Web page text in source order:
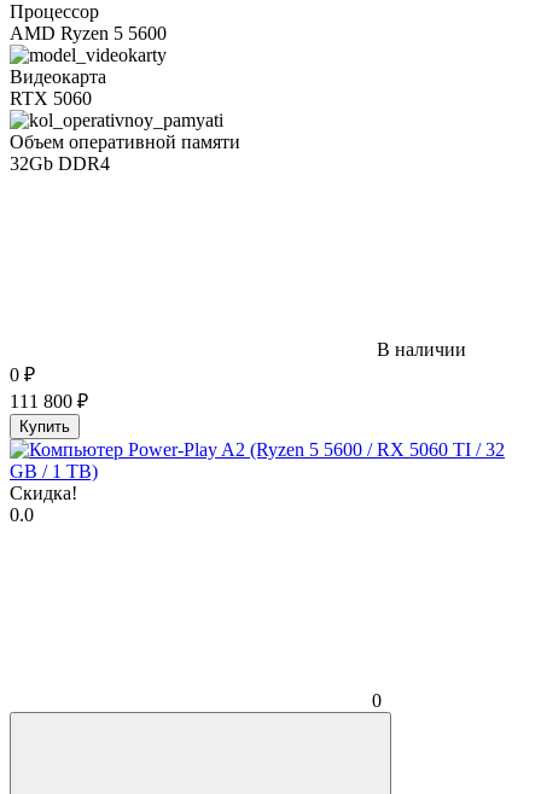
Процессор
AMD Ryzen 5 5600
Видеокарта
RTX 5060
Объем оперативной памяти
32Gb DDR4
В наличии
0 ₽
111 800 ₽
Купить
Скидка!
0.0
0